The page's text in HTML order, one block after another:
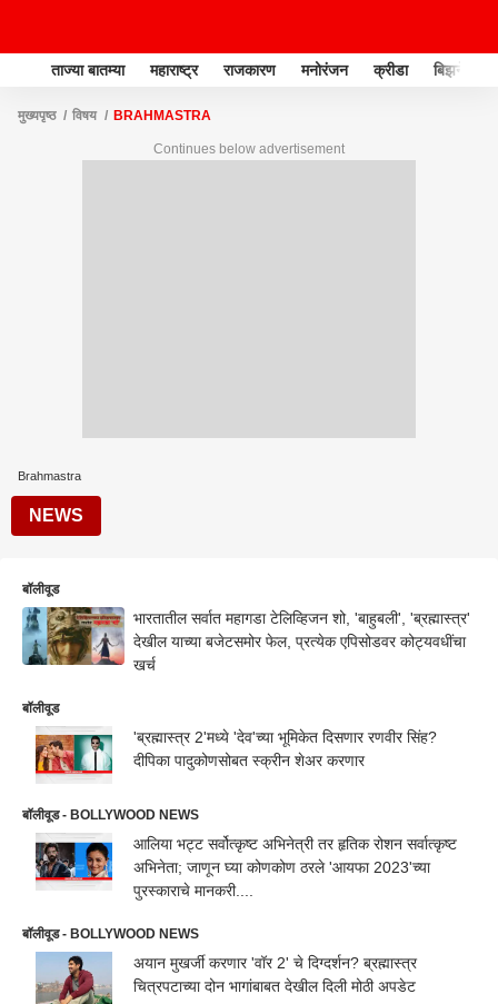
ताज्या बातम्या महाराष्ट्र राजकारण मनोरंजन क्रीडा बिझनेस
मुख्यपृष्ठ विषय BRAHMASTRA
Continues below advertisement
Brahmastra
NEWS
बॉलीवूड
भारतातील सर्वात महागडा टेलिव्हिजन शो, 'बाहुबली', 'ब्रह्मास्त्र'
देखील याच्या बजेटसमोर फेल, प्रत्येक एपिसोडवर कोट्यवधींचा
खर्च
बॉलीवूड
'ब्रह्मास्त्र 2'मध्ये 'देव'च्या भूमिकेत दिसणार रणवीर सिंह?
दीपिका पादुकोणसोबत स्क्रीन शेअर करणार
बॉलीवूड - BOLLYWOOD NEWS
आलिया भट्ट सर्वोत्कृष्ट अभिनेत्री तर हृतिक रोशन सर्वात्कृष्ट
अभिनेता; जाणून घ्या कोणकोण ठरले 'आयफा 2023'च्या
पुरस्काराचे मानकरी....
बॉलीवूड - BOLLYWOOD NEWS
अयान मुखर्जी करणार 'वॉर 2' चे दिग्दर्शन? ब्रह्मास्त्र
चित्रपटाच्या दोन भागांबाबत देखील दिली मोठी अपडेट